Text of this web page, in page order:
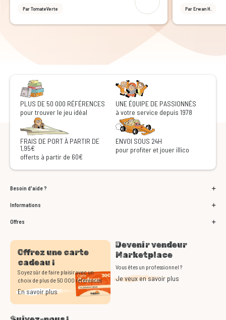
Par TomateVerte Par Erwan H.
PLUS DE 50 000 RÉFÉRENCES
pour trouver le jeu idéal
UNE ÉQUIPE DE PASSIONNÉS
à votre service depuis 1978
FRAIS DE PORT À PARTIR DE
1,95€
offerts à partir de 60€
ENVOI SOUS 24H
pour profiter et jouer illico
Besoin d'aide ?
Informations
Offres
Offrez une carte
cadeau !
Soyez sûr de faire plaisir avec un
choix de plus de 50 000 références
En savoir plus
Devenir vendeur
Marketplace
Vous êtes un professionnel ?
Je veux en savoir plus